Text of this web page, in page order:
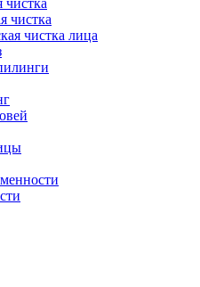
чистка
чистка
чистка лица